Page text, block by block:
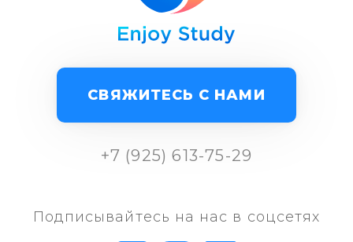
СВЯЖИТЕСЬ С НАМИ
+7 (925) 613-75-29
Подписывайтесь на нас в соцсетях